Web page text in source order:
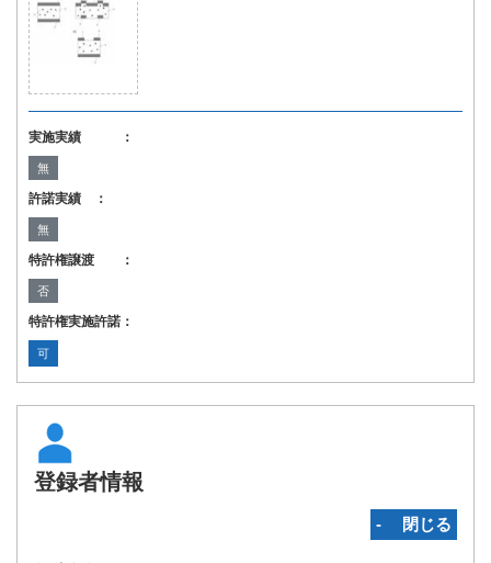
実施実績 ：
無
許諾実績 ：
無
特許権譲渡 ：
否
特許権実施許諾：
可
登録者情報
‐ 閉じる